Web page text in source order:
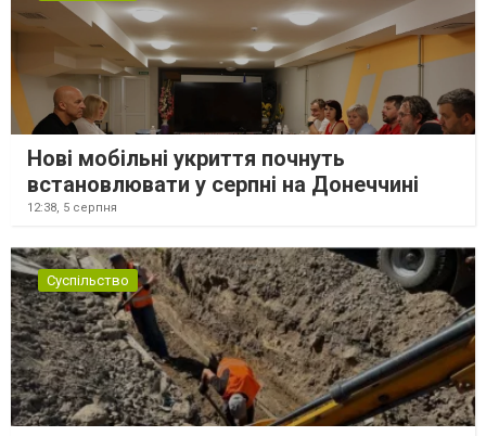
Нові мобільні укриття почнуть
встановлювати у серпні на Донеччині
12:38, 5 серпня
Суспільство